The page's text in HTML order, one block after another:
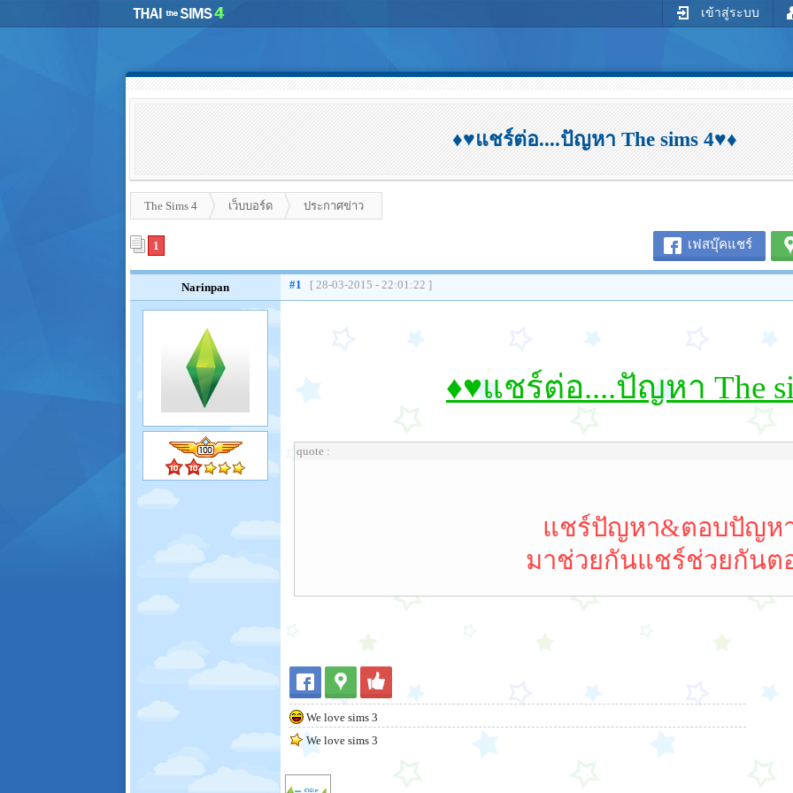
เข้าสู่ระบบ
♦♥แชร์ต่อ....ปัญหา The sims 4♥♦
The Sims 4 เว็บบอร์ด ประกาศข่าว
เฟสบุ๊คแชร์
1
Narinpan #1 [ 28-03-2015 - 22:01:22 ]
♦♥แชร์ต่อ....ปัญหา The
quote :
แชร์ปัญหา&ตอบปัญห
มาช่วยกันแชร์ช่วยกันต
We love sims 3
We love sims 3